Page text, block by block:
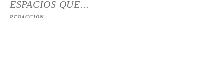
ESPACIOS QUE...
REDACCIÓN